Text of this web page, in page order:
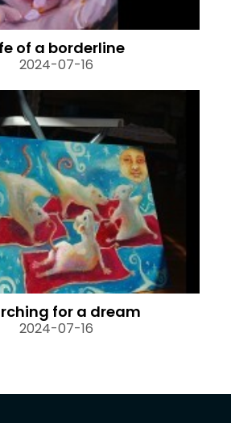
of a borderline
2024-07-16
for a dream
2024-07-16